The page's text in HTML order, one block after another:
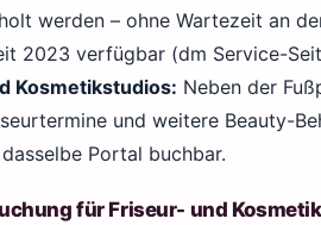
werden – ohne Wartezeit an
2023 verfügbar (dm Service-
Kosmetikstudios: Neben der
und weitere Beauty-
Portal buchbar.
für Friseur- und